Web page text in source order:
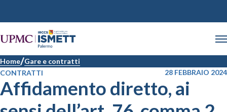
Home Gare e contratti
CONTRATTI
28 FEBBRAIO 2024
Affidamento diretto, ai